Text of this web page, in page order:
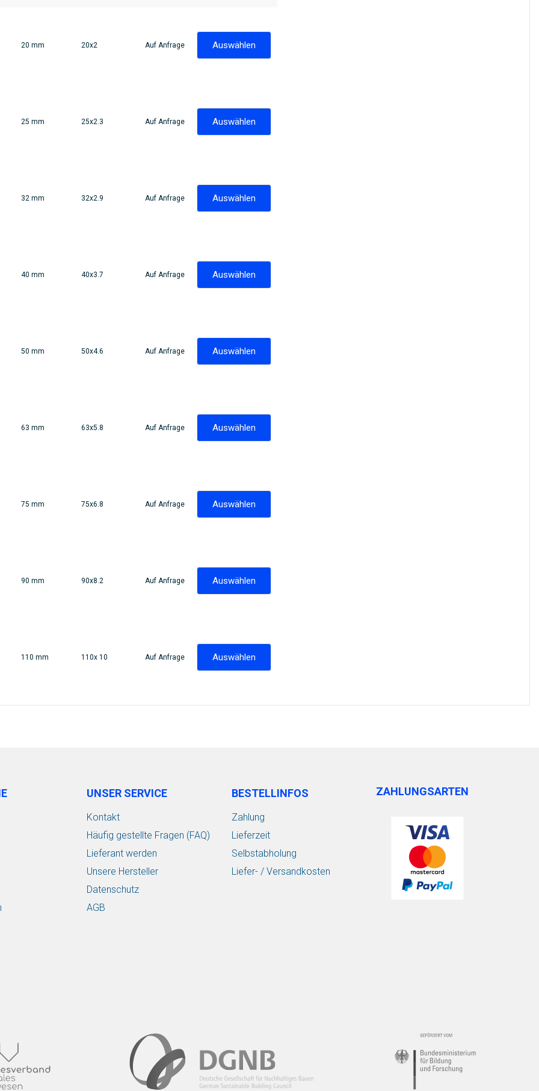
20 mm 20x2 Auf Anfrage Auswählen
25 mm 25x2.3 Auf Anfrage Auswählen
32 mm 32x2.9 Auf Anfrage Auswählen
40 mm 40x3.7 Auf Anfrage Auswählen
50 mm 50x4.6 Auf Anfrage Auswählen
63 mm 63x5.8 Auf Anfrage Auswählen
75 mm 75x6.8 Auf Anfrage Auswählen
90 mm 90x8.2 Auf Anfrage Auswählen
110 mm 110x 10 Auf Anfrage Auswählen
UNSER SERVICE
Kontakt
Häufig gestellte Fragen (FAQ)
Lieferant werden
Unsere Hersteller
Datenschutz
AGB
BESTELLINFOS
Zahlung
Lieferzeit
Selbstabholung
Liefer- / Versandkosten
ZAHLUNGSARTEN